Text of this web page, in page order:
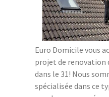
Euro Domicile vous
projet de renovation
dans le 31! Nous
spécialisée dans ce